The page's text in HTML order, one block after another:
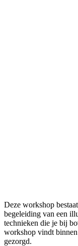
Deze workshop
begeleiding van een
technieken die je bij
workshop vindt
gezorgd.